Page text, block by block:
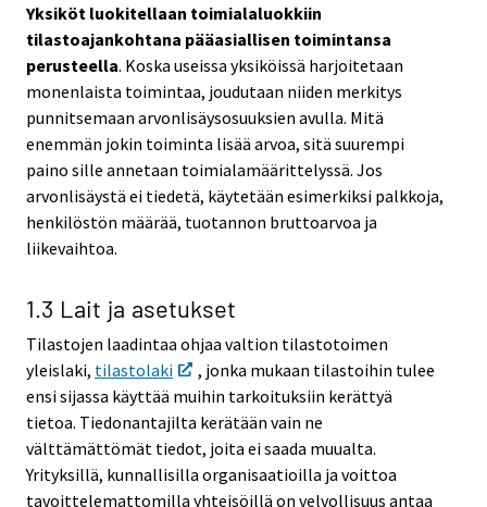
Yksiköt luokitellaan toimialaluokkiin
tilastoajankohtana pääasiallisen toimintansa
perusteella. Koska useissa yksiköissä harjoitetaan
monenlaista toimintaa, joudutaan niiden merkitys
punnitsemaan arvonlisäysosuuksien avulla. Mitä
enemmän jokin toiminta lisää arvoa, sitä suurempi
paino sille annetaan toimialamäärittelyssä. Jos
arvonlisäystä ei tiedetä, käytetään esimerkiksi palkkoja,
henkilöstön määrää, tuotannon bruttoarvoa ja
liikevaihtoa.
1.3 Lait ja asetukset
Tilastojen laadintaa ohjaa valtion tilastotoimen
yleislaki, tilastolaki
, jonka mukaan tilastoihin tulee
ensi sijassa käyttää muihin tarkoituksiin kerättyä
tietoa. Tiedonantajilta kerätään vain ne
välttämättömät tiedot, joita ei saada muualta.
Yrityksillä, kunnallisilla organisaatioilla ja voittoa
tavoittelemattomilla yhteisöillä on velvollisuus antaa